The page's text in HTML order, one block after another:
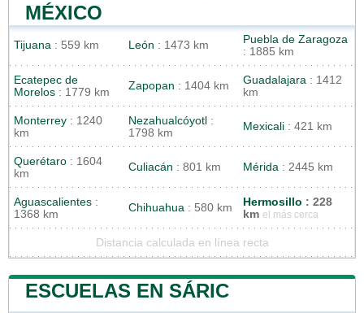
MÉXICO
Tijuana : 559 km León : 1473 km
Puebla de Zaragoza
: 1885 km
Ecatepec de
Morelos : 1779 km
Zapopan : 1404 km Guadalajara : 1412
km
Monterrey : 1240
km
Nezahualcóyotl :
1798 km
Mexicali : 421 km
Querétaro : 1604
km
Culiacán : 801 km Mérida : 2445 km
Aguascalientes :
1368 km
Chihuahua : 580 km Hermosillo : 228
km el más cerca
Distancia calculada en línea recta
ESCUELAS EN SÁRIC